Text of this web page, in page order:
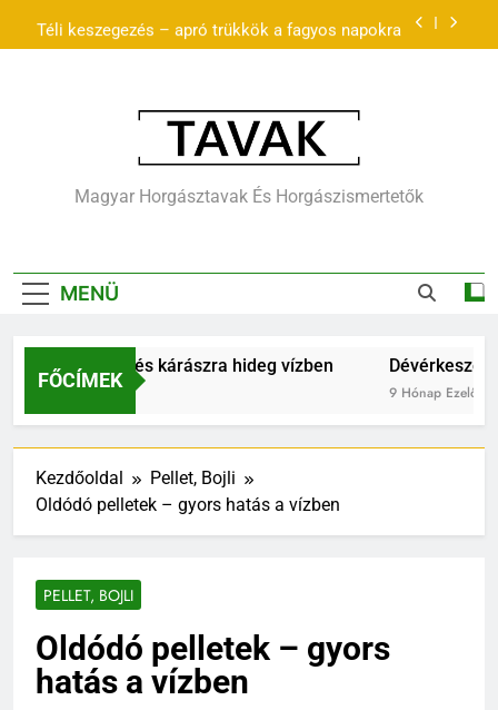
Téli keszegezés – apró trükkök a fagyos napokra
Horgászat keszegre és kárászra hideg vízben
Dévérkeszeg hideg vízben – lassú, de
kiszámítható kapások
zöld-tócsa horgásztó és szabadidőpark – Pécel
Tavak.hu –
Horgászvizek,
Magyar Horgásztavak És Horgászismertetők
MENÜ
FŐCÍMEK
keszegre és kárászra hideg vízben Dévérkeszeg
9 Hónap Ezelőtt
Kezdőoldal
Pellet, Bojli
Oldódó pelletek – gyors hatás a vízben
PELLET, BOJLI
Oldódó pelletek – gyors
hatás a vízben